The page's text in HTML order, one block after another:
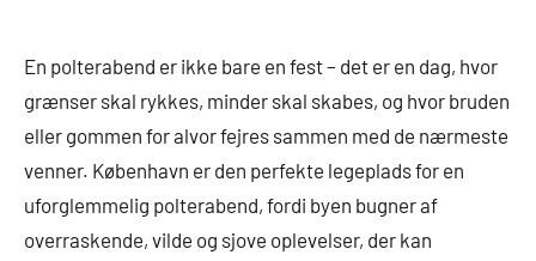
En polterabend er ikke bare en fest – det er en dag, hvor
grænser skal rykkes, minder skal skabes, og hvor bruden
eller gommen for alvor fejres sammen med de nærmeste
venner. København er den perfekte legeplads for en
uforglemmelig polterabend, fordi byen bugner af
overraskende, vilde og sjove oplevelser, der kan